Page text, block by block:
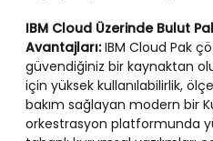
IBM Cloud Üzerinde Bulut
Avantajları:IBM Cloud Pak
güvendiğiniz bir kaynaktan
için yüksek kullanılabilirlik,
bakım sağlayan modern bir
orkestrasyon platformunda